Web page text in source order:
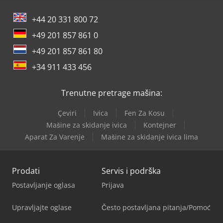
+44 20 331 800 72
+49 201 857 861 0
+49 201 857 861 80
+34 911 433 456
Trenutne pretrage mašina:
Çeviri Ivica
Fen Za Kosu
Mašine za skidanje ivica
Kontejner
Aparat Za Varenje
Mašine za skidanje ivica lima
Prodati
Postavljanje oglasa
Upravljajte oglase
Servis i podrška
Prijava
Često postavljana pitanja/Pomoć